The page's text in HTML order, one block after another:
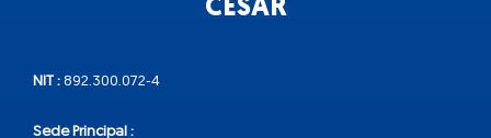
CESAR
NIT : 892.300.072-4
Sede Principal :